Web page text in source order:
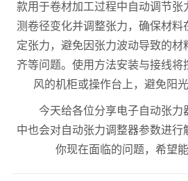
款用于卷材加工过程中自动调节张
测卷径变化并调整张力，确保材料
定张力，避免因张力波动导致的材
齐等问题。使用方法安装与接线将
风的机柜或操作台上，避免阳
今天给各位分享电子自动张力
中也会对自动张力调整器参数进行
你现在面临的问题，希望